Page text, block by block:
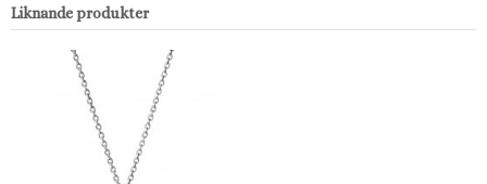
Liknande produkter